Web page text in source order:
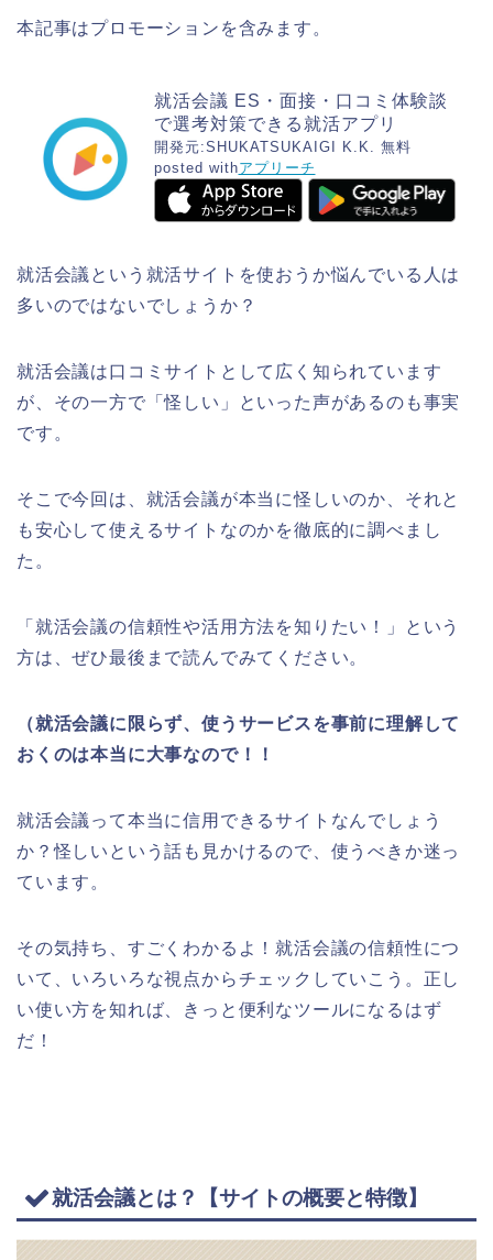
本記事はプロモーションを含みます。
就活会議 ES・面接・口コミ体験談
で選考対策できる就活アプリ
開発元:SHUKATSUKAIGI K.K. 無料
posted withアプリーチ
就活会議という就活サイトを使おうか悩んでいる人は
多いのではないでしょうか？
就活会議は口コミサイトとして広く知られています
が、その一方で「怪しい」といった声があるのも事実
です。
そこで今回は、就活会議が本当に怪しいのか、それと
も安心して使えるサイトなのかを徹底的に調べまし
た。
「就活会議の信頼性や活用方法を知りたい！」という
方は、ぜひ最後まで読んでみてください。
（就活会議に限らず、使うサービスを事前に理解して
おくのは本当に大事なので！！
就活会議って本当に信用できるサイトなんでしょう
か？怪しいという話も見かけるので、使うべきか迷っ
ています。
その気持ち、すごくわかるよ！就活会議の信頼性につ
いて、いろいろな視点からチェックしていこう。正し
い使い方を知れば、きっと便利なツールになるはず
だ！
就活会議とは？【サイトの概要と特徴】